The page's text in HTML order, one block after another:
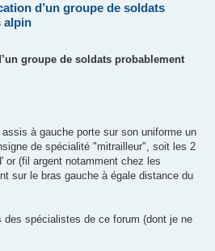
d’un groupe de soldats
alpin
groupe de soldats probablement
assis à gauche porte sur son uniforme un
de spécialité "mitrailleur", soit les 2
or (fil argent notamment chez les
sur le bras gauche à égale distance du
des spécialistes de ce forum (dont je ne